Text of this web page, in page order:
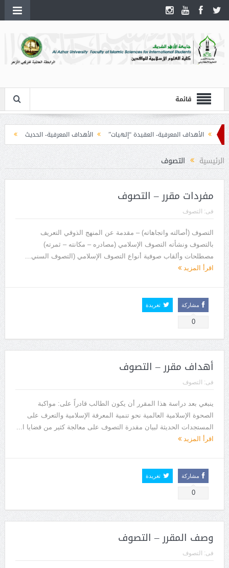
قائمة
الأهداف المعرفية- العقيدة “إلهيات” الأهداف المعرفية- الحديث
الرئيسية التصوف
مفردات مقرر – التصوف
فى: التصوف
التصوف (أصالته واتجاهاته) – مقدمة عن المنهج الذوقي التعريف
بالتصوف ونشأته التصوف الإسلامي (مصادره – مكانته – ثمرته)
مصطلحات وألقاب صوفية أنواع التصوف الإسلامي (التصوف السني...
اقرأ المزيد
مشاركة
0
تغريدة
أهداف مقرر – التصوف
فى: التصوف
ينبغي بعد دراسة هذا المقرر أن يكون الطالب قادراً على: مواكبة
الصحوة الإسلامية العالمية نحو تنمية المعرفة الإسلامية والتعرف على
المستجدات الحديثة لبيان مقدرة التصوف على معالجة كثير من قضايا ا...
اقرأ المزيد
مشاركة
0
تغريدة
وصف المقرر – التصوف
فى: التصوف